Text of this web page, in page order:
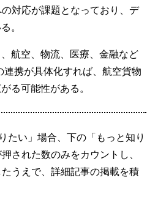
対応が課題となっており、デ
。
航空、物流、医療、金融など
携が具体化すれば、航空貨物
る可能性がある。
たい」場合、下の「もっと知り
された数のみをカウントし、
うえで、詳細記事の掲載を積